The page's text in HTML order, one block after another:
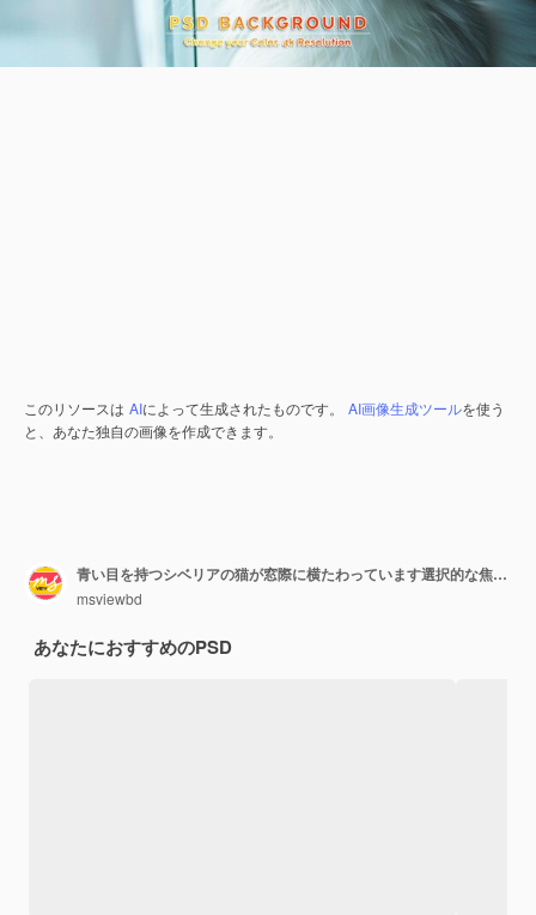
このリソースは AIによって生成されたものです。 AI画像生成ツールを使う
と、あなた独自の画像を作成できます。
青い目を持つシベリアの猫が窓際に横たわっています選択的な焦点とトーニングの画像
msviewbd
あなたにおすすめのPSD